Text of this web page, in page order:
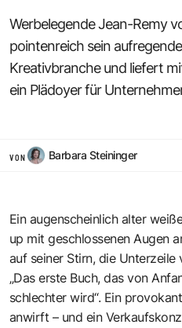
Werbelegende Jean-Remy
pointenreich sein
Kreativbranche und liefert
ein Plädoyer für
VON Barbara Steininger
Ein augenscheinlich alter
up mit geschlossenen Augen
auf seiner Stirn, die
„Das erste Buch, das von
schlechter wird“. Ein
anwirft – und ein